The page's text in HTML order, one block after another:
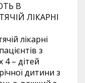
В
ЛІКАРНІ
лікарні
з
4 – дітей
дитини з